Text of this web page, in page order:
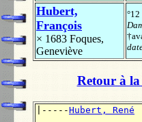
Hubert,
François
× 1683 Foques,
Geneviève
Retour à
|-----Hubert, René